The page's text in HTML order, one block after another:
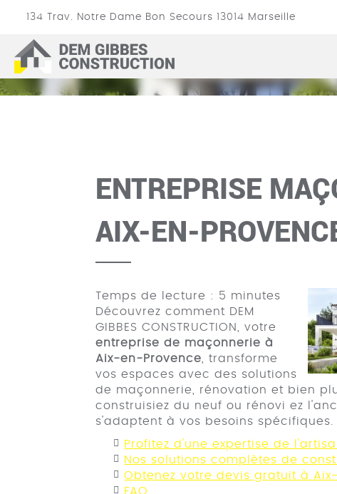
134 Trav. Notre Dame Bon Secours 13014 Marseille
GIBBES
CONSTRUCTION
ENTREPRISE
AIX-EN-
Temps de lecture : 5 minutes
Découvrez comment DEM
GIBBES CONSTRUCTION, votre
entreprise de maçonnerie à
Aix-en-Provence , transforme
vos espaces avec des solutions
de maçonnerie, rénovation et bien
construisiez du neuf ou rénovi ez
s'adaptent à vos besoins spécifiques.
Profitez d'une expertise de
Nos solutions complètes de
Obtenez votre devis gratuit à
FAQ